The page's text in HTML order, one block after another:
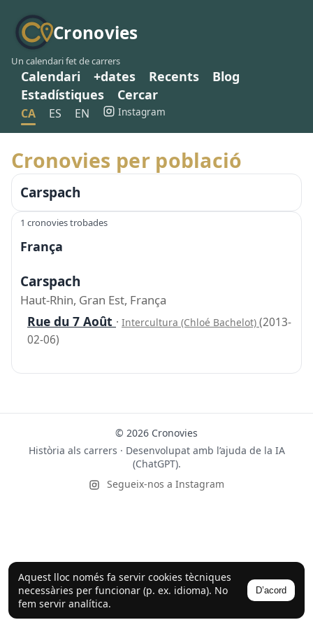
Cronovies
Un calendari fet de carrers
Calendari +dates Recents
Blog
Estadístiques
Cercar
CA ES EN Instagram
Aquest lloc només fa servir cookies tècniques
necessàries per funcionar (p. ex. idioma). No
fem servir analítica.
D’acord
Cronovies per població
Carspach
1 cronovies trobades
França
Carspach
Haut-Rhin, Gran Est, França
Rue du 7 Août · Intercultura (Chloé Bachelot) (2013-
02-06)
© 2026 Cronovies
Història als carrers · Desenvolupat amb l’ajuda de la IA
(ChatGPT).
Segueix-nos a Instagram